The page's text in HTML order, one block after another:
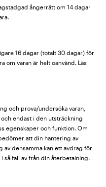
ångerrätt om 14 dagar
16 dagar (totalt 30 dagar) för
om varan är helt oanvänd. Läs
och prova/undersöka varan,
endast i den utsträckning
egenskaper och funktion. Om
att din hantering av
av densamma kan ett avdrag för
så fall av från din återbetalning.